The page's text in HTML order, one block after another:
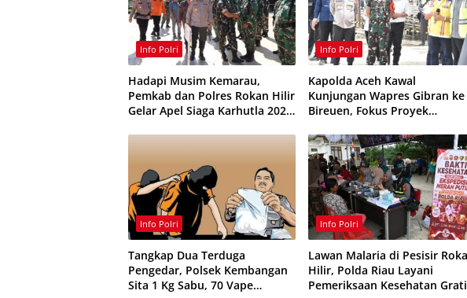
Info Polri
Hadapi Musim Kemarau,
Pemkab dan Polres Rokan Hilir
Gelar Apel Siaga Karhutla 2026,
Kebakaran
Info Polri
Kapolda Aceh Kawal
Kunjungan Wapres Gibran ke
Bireuen, Fokus Proyek
Info Polri
Tangkap Dua Terduga
Pengedar, Polsek Kembangan
Sita 1 Kg Sabu, 70 Vape
Info Polri
Lawan Malaria di Pesisir
Hilir, Polda Riau Layani
Pemeriksaan Kesehatan